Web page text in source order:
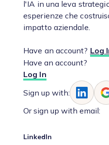
l'IA in una leva
esperienze che
impatto aziendale.
Have an account? Log
Have an account?
Log In
Sign up with:
Or sign up with email:
LinkedIn